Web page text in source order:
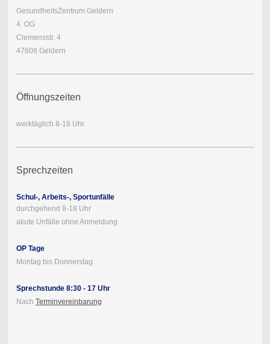
GesundheitsZentrum Geldern
4. OG
Clemensstr. 4
47608 Geldern
Öffnungszeiten
werktäglich 8-18 Uhr
Sprechzeiten
Schul-, Arbeits-, Sportunfälle
durchgehend 8-18 Uhr
akute Unfälle ohne Anmeldung
OP Tage
Montag bis Donnerstag
Sprechstunde 8:30 - 17 Uhr
Nach Terminvereinbarung